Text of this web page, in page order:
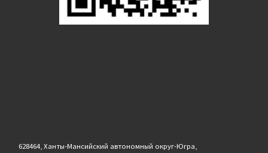
628464, Ханты-Мансийский автономный округ-Югра,